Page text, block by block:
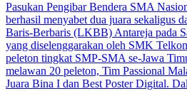
Pasukan Pengibar Bendera SMA
berhasil menyabet dua juara sekaligus
Baris-Berbaris (LKBB) Antareja pada
yang diselenggarakan oleh SMK
peleton tingkat SMP-SMA se-Jawa
melawan 20 peleton, Tim Passional
Juara Bina I dan Best Poster Digital.